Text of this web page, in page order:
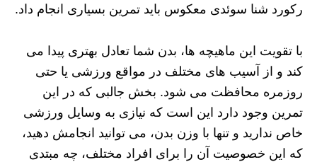
رکورد شنا سوئدی معکوس باید تمرین بسیاری انجام داد.
با تقویت این ماهیچه‌ ها، بدن شما تعادل بهتری پیدا می‌
کند و از آسیب‌ های مختلف در مواقع ورزشی یا حتی
روزمره محافظت می‌ شود. بخش جالبی که در این
تمرین وجود دارد این است که نیازی به وسایل ورزشی
خاص ندارید و تنها با وزن بدن، می‌ توانید انجامش دهید،
که این خصوصیت آن را برای افراد مختلف، چه مبتدی